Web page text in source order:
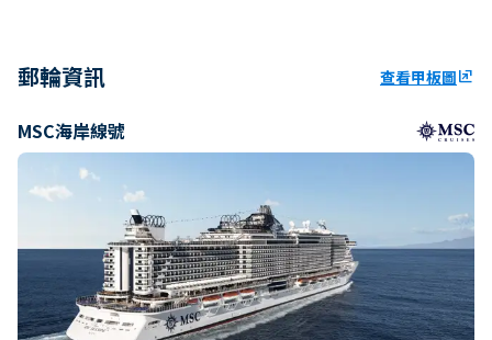
郵輪資訊 查看甲板圖ungroup
MSC海岸線號